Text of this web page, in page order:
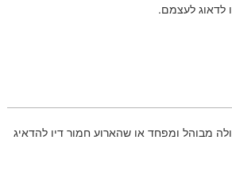
לדאוג לעצמם.
מבוהל ומפחד או שהארוע חמור דיו להדאיג